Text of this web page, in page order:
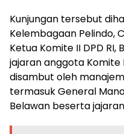
Kunjungan tersebut
Kelembagaan Pelindo,
Ketua Komite II DPD RI,
jajaran anggota Komite
disambut oleh
termasuk General
Belawan beserta